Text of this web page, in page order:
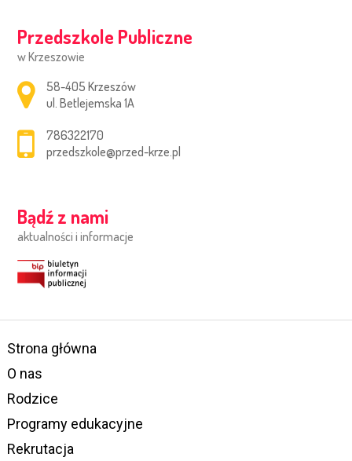
Przedszkole Publiczne
w Krzeszowie
Adres pocztowy:
58-405 Krzeszów
ul. Betlejemska 1A
786322170
przedszkole@przed-krze.pl
Bądź z nami
aktualności i informacje
Strona główna
O nas
Rodzice
Programy edukacyjne
Rekrutacja